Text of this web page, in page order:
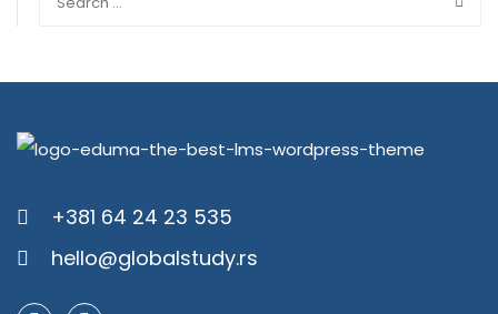
+381 64 24 23 535
hello@globalstudy.rs